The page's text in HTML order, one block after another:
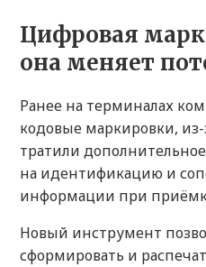
Цифровая
она меняет
Ранее на терминалах
кодовые маркировки,
тратили
на идентификацию и
информации при
Новый инструмент
сформировать и